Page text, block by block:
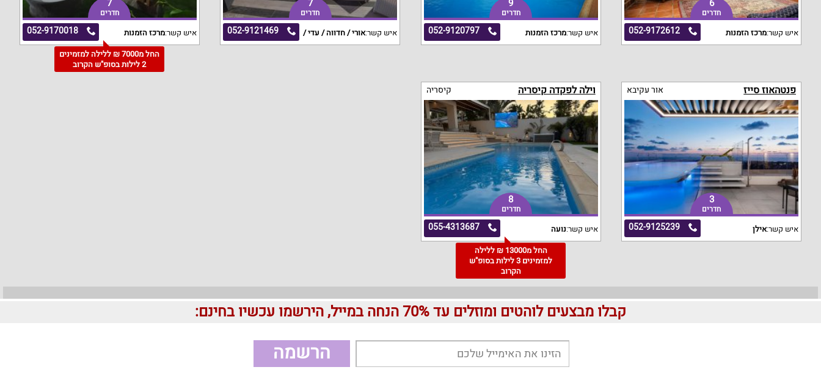
6
חדרים
052-9172612 איש קשר:מרכז הזמנות
9
חדרים
052-9120797 איש קשר:מרכז הזמנות
7
חדרים
052-9121469 איש קשר:אורי / חדווה / עדי /
7
חדרים
052-9170018 איש קשר:מרכז הזמנות
החל מ7000 ₪ ללילה למזמינים
2 לילות בסופ"ש הקרוב
פנטהאוז סייז אור עקיבא
3
חדרים
052-9125239 איש קשר:אילן
וילה לפקדה קיסריה קיסריה
8
חדרים
055-4313687 איש קשר:נועה
החל מ13000 ₪ ללילה
למזמינים 3 לילות בסופ"ש
הקרוב
קבלו מבצעים לוהטים ומוזלים עד 70% הנחה במייל, הירשמו עכשיו בחינם:
הרשמה